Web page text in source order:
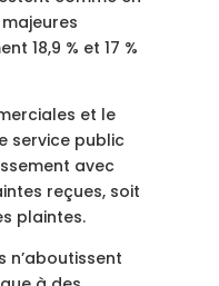
18,9 % et 17 %
et le
service public
avec
reçues, soit
plaintes.
n’aboutissent